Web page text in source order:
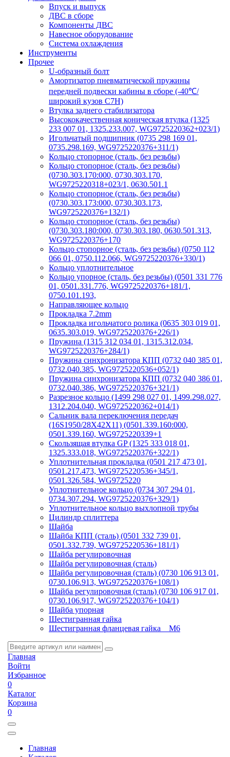
Впуск и выпуск
ДВС в сборе
Компоненты ДВС
Навесное оборудование
Система охлаждения
Инструменты
Прочее
U-образный болт
Амортизатор пневматической пружины
передней подвески кабины в сборе (-40℃/
широкий кузов C7H)
Втулка заднего стабилизатора
Высококачественная коническая втулка (1325
233 007 01, 1325.233.007, WG9725220362+023/1)
Игольчатый подшипник (0735 298 169 01,
0735.298.169, WG9725220376+311/1)
Кольцо стопорное (сталь, без резьбы)
Кольцо стопорное (сталь, без резьбы)
(0730.303.170:000, 0730.303.170,
WG9725220318+023/1, 0630.501.1
Кольцо стопорное (сталь, без резьбы)
(0730.303.173:000, 0730.303.173,
WG9725220376+132/1)
Кольцо стопорное (сталь, без резьбы)
(0730.303.180:000, 0730.303.180, 0630.501.313,
WG9725220376+170
Кольцо стопорное (сталь, без резьбы) (0750 112
066 01, 0750.112.066, WG9725220376+330/1)
Кольцо уплотнительное
Кольцо упорное (сталь, без резьбы) (0501 331 776
01, 0501.331.776, WG9725220376+181/1,
0750.101.193,
Направляющее кольцо
Прокладка 7.2mm
Прокладка игольчатого ролика (0635 303 019 01,
0635.303.019, WG9725220376+226/1)
Пружина (1315 312 034 01, 1315.312.034,
WG9725220376+284/1)
Пружина синхронизатора КПП (0732 040 385 01,
0732.040.385, WG9725220536+052/1)
Пружина синхронизатора КПП (0732 040 386 01,
0732.040.386, WG9725220376+321/1)
Разрезное кольцо (1499 298 027 01, 1499.298.027,
1312.204.040, WG9725220362+014/1)
Сальник вала переключения передач
(16S1950/28X42X11) (0501.339.160:000,
0501.339.160, WG9725220339+1
Скользящая втулка GP (1325 333 018 01,
1325.333.018, WG9725220376+322/1)
Уплотнительная прокладка (0501 217 473 01,
0501.217.473, WG9725220536+345/1,
0501.326.584, WG9725220
Уплотнительное кольцо (0734 307 294 01,
0734.307.294, WG9725220376+329/1)
Уплотнительное кольцо выхлопной трубы
Цилиндр сплиттера
Шайба
Шайба КПП (сталь) (0501 332 739 01,
0501.332.739, WG9725220536+181/1)
Шайба регулировочная
Шайба регулировочная (сталь)
Шайба регулировочная (сталь) (0730 106 913 01,
0730.106.913, WG9725220376+108/1)
Шайба регулировочная (сталь) (0730 106 917 01,
0730.106.917, WG9725220376+104/1)
Шайба упорная
Шестигранная гайка
Шестигранная фланцевая гайка _ M6
Главная
Войти
Избранное
0
Каталог
Корзина
0
Главная